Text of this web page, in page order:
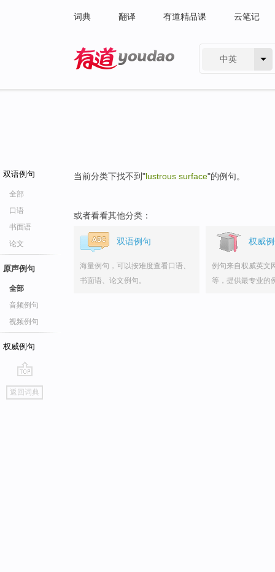
词典 翻译 有道精品课 云笔记
中英
双语例句
全部
口语
书面语
论文
原声例句
全部
音频例句
视频例句
权威例句
go
top
返回词典
当前分类下找不到"lustrous surface"的例句。
或者看看其他分类：
双语例句
海量例句，可以按难度查看口语、
书面语、论文例句。
权威
例句来自权威英文
等，提供最专业的